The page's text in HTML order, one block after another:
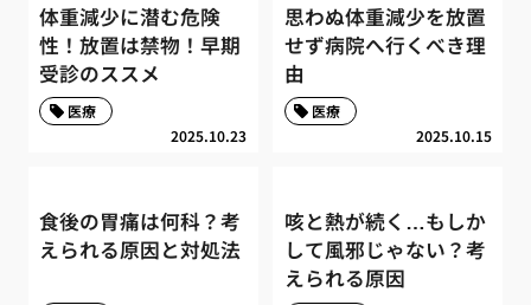
体重減少に潜む危険
性！放置は禁物！早期
受診のススメ
2025.10.23
医療
思わぬ体重減少を放置
せず病院へ行くべき理
由
2025.10.15
医療
食後の胃痛は何科？考
えられる原因と対処法
咳と熱が続く…もしか
して風邪じゃない？考
えられる原因